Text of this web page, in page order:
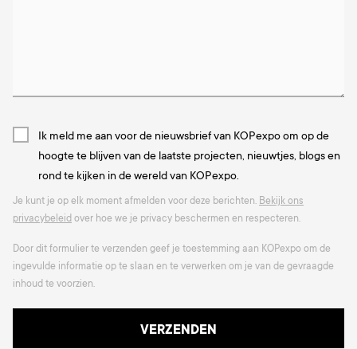
Ik meld me aan voor de nieuwsbrief van KOPexpo om op de
hoogte te blijven van de laatste projecten, nieuwtjes, blogs en
rond te kijken in de wereld van KOPexpo.
Je kunt je op elk moment afmelden voor deze berichten. Bekijk ons
privacybeleid over hoe we je privacy beschermen en respecteren.
Door dit formulier te verzenden geef je toestemming aan KOPexpo om de
ingevulde informatie op te slaan en te verwerken om je van de gevraagde
inhoud te voorzien.